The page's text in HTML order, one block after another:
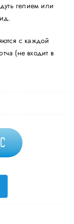
гелием или
с каждой
(не входит в